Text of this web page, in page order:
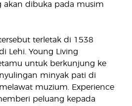
akan dibuka pada musim
terletak di 1538
Lehi. Young Living
untuk berkunjung ke
minyak pati di
muzium. Experience
peluang kepada